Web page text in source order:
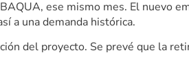
ese mismo mes. El nuevo
a una demanda histórica.
del proyecto. Se prevé que la